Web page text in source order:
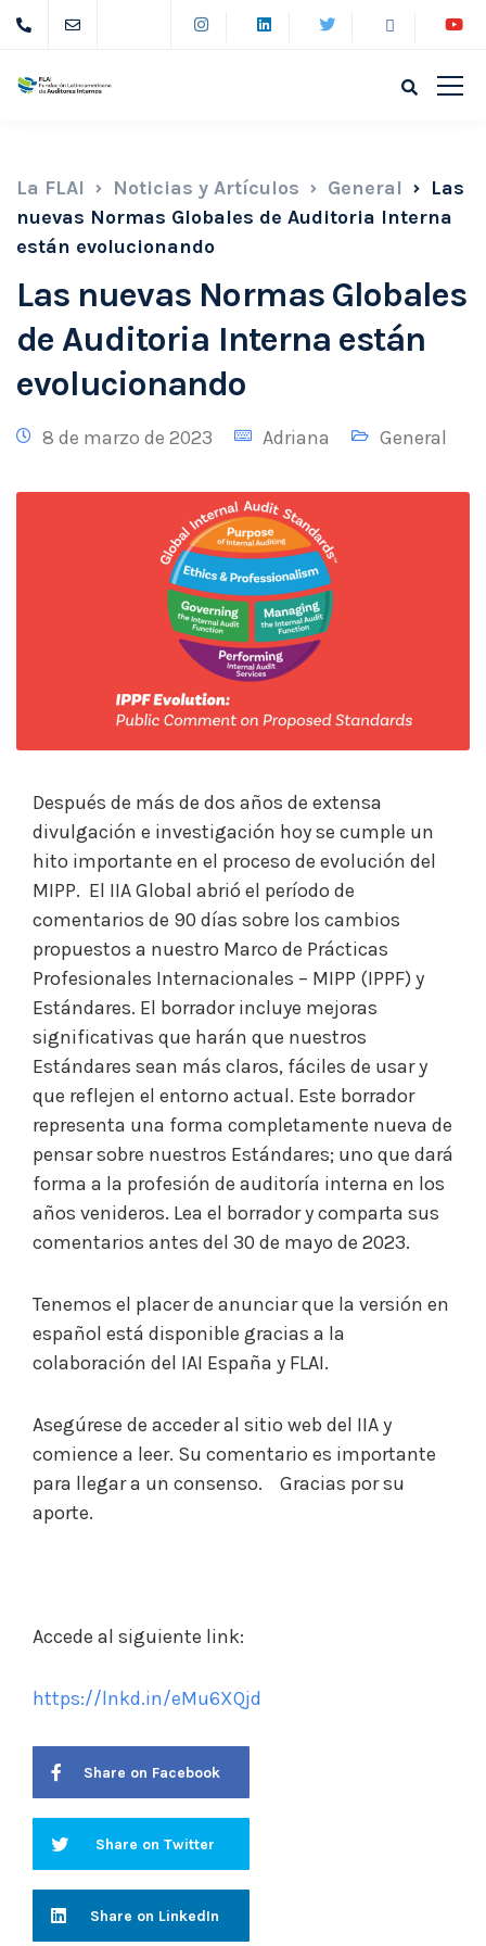
La FLAI Noticias y Artículos General
Las
nuevas Normas Globales de Auditoria Interna
están evolucionando
Las nuevas Normas Globales
de Auditoria Interna están
evolucionando
8 de marzo de 2023 Adriana General
Después de más de dos años de extensa
divulgación e investigación hoy se cumple un
hito importante en el proceso de evolución del
MIPP. El IIA Global abrió el período de
comentarios de 90 días sobre los cambios
propuestos a nuestro Marco de Prácticas
Profesionales Internacionales – MIPP (IPPF) y
Estándares. El borrador incluye mejoras
significativas que harán que nuestros
Estándares sean más claros, fáciles de usar y
que reflejen el entorno actual. Este borrador
representa una forma completamente nueva de
pensar sobre nuestros Estándares; uno que dará
forma a la profesión de auditoría interna en los
años venideros. Lea el borrador y comparta sus
comentarios antes del 30 de mayo de 2023.
Tenemos el placer de anunciar que la versión en
español está disponible gracias a la
colaboración del IAI España y FLAI.
Asegúrese de acceder al sitio web del IIA y
comience a leer. Su comentario es importante
para llegar a un consenso. Gracias por su
aporte.
Accede al siguiente link:
https://lnkd.in/eMu6XQjd
Share on Facebook
Share on Twitter
Share on LinkedIn